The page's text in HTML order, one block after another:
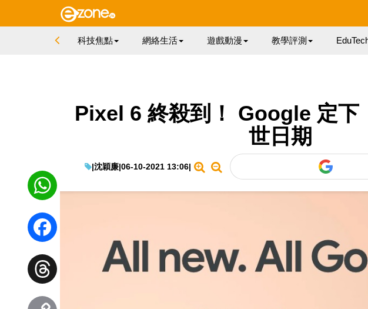
科技焦點 網絡生活 遊戲動漫 教學評測
Pixel 6 終殺到！ Google 定下
世日期
|沈穎廉|06-10-2021 13:06|
WhatsApp
Facebook
Threads